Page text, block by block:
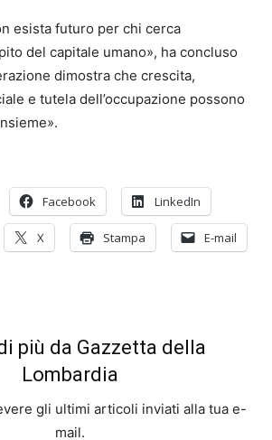
esista futuro per chi cerca
del capitale umano», ha concluso
dimostra che crescita,
e tutela dell’occupazione possono
Facebook LinkedIn
X Stampa E-mail
più da Gazzetta della
Lombardia
gli ultimi articoli inviati alla tua e-
mail.